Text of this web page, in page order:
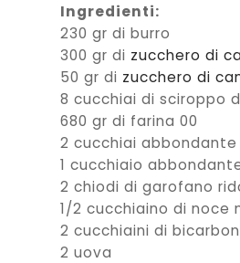
Ingredienti:
230 gr di burro
300 gr di zucchero di
50 gr di zucchero di
8 cucchiai di sciroppo
680 gr di farina 00
2 cucchiai
1 cucchiaio
2 chiodi di garofano
1/2 cucchiaino di noce
2 cucchiaini di
2 uova